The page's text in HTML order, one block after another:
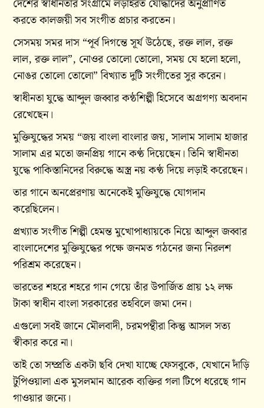
দেশের স্বাধীনতার সংগ্রামে লড়াইরত যোদ্ধাদের অনুপ্রাণিত
করতে কালজয়ী সব সংগীত প্রচার করতেন।
সেসময় সমর দাস “পূর্ব ‍দিগন্তে সূর্য উঠেছে, রক্ত লাল, রক্ত
লাল, রক্ত লাল”, নোওর তোলো তোলো, সময় যে হলো হলো,
নোঙর তোলো তোলো” বিখ্যাত দুটি সংগীতের সুর করেন।
স্বাধীনতা যুদ্ধে আব্দুল জব্বার কন্ঠশিল্পী হিসেবে অগ্রগণ্য অবদান
রেখেছেন।
মুক্তিযুদ্ধের সময় “জয় বাংলা বাংলার জয়, সালাম সালাম হাজার
সালাম এর মতো জনপ্রিয় গানে কণ্ঠ দিয়েছেন। তিনি স্বাধীনতা
যুদ্ধে পাকিস্তানিদের বিরুদ্ধে অস্ত্র নয় কণ্ঠ দিয়ে লড়াই করেছেন।
তার গানে অনপ্রেরণায় অনেকেই মুক্তিযুদ্ধে যোগদান
করেছিলেন।
প্রখ্যাত সংগীত শিল্পী হেমন্ত মুখোপাধ্যায়কে নিয়ে আব্দুল জব্বার
বাংলাদেশের ‍মুক্তিযুদ্ধের পক্ষে জনমত গঠনের জন্য নিরলশ
পরিশ্রম করেছেন।
ভারতের শহরে শহরে গান গেয়ে তাঁর উপার্জিত প্রায় ১২ লক্ষ
টাকা স্বাধীন বাংলা সরকারের তহবিলে জমা দেন।
এগুলো সবই জানে মৌলবাদী, চরমপন্থীরা কিন্তু আসল সত্য
স্বীকার করে না।
তাই তো সম্প্রতি একটা ছবি দেখা যাচ্ছে ফেসবুকে, যেখানে দাঁড়ি
টুপিওয়ালা এক মুসলমান আরেক ব্যক্তির গলা টিপে ধরেছে গান
গাওয়ার জন্যে।